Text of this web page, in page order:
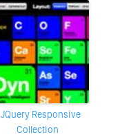
jQuery Responsive
Collection